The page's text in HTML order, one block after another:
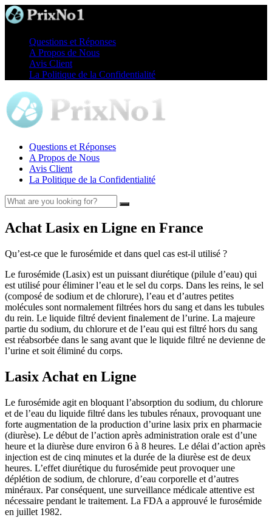
Questions et Réponses
A Propos de Nous
Avis Client
La Politique de la Confidentialité
Questions et Réponses
A Propos de Nous
Avis Client
La Politique de la Confidentialité
Achat Lasix en Ligne en France
Qu’est-ce que le furosémide et dans quel cas est-il utilisé ?
Le furosémide (Lasix) est un puissant diurétique (pilule d’eau) qui
est utilisé pour éliminer l’eau et le sel du corps. Dans les reins, le sel
(composé de sodium et de chlorure), l’eau et d’autres petites
molécules sont normalement filtrées hors du sang et dans les tubules
du rein. Le liquide filtré devient finalement de l’urine. La majeure
partie du sodium, du chlorure et de l’eau qui est filtré hors du sang
est réabsorbée dans le sang avant que le liquide filtré ne devienne de
l’urine et soit éliminé du corps.
Lasix Achat en Ligne
Le furosémide agit en bloquant l’absorption du sodium, du chlorure
et de l’eau du liquide filtré dans les tubules rénaux, provoquant une
forte augmentation de la production d’urine lasix prix en pharmacie
(diurèse). Le début de l’action après administration orale est d’une
heure et la diurèse dure environ 6 à 8 heures. Le délai d’action après
injection est de cinq minutes et la durée de la diurèse est de deux
heures. L’effet diurétique du furosémide peut provoquer une
déplétion de sodium, de chlorure, d’eau corporelle et d’autres
minéraux. Par conséquent, une surveillance médicale attentive est
nécessaire pendant le traitement. La FDA a approuvé le furosémide
en juillet 1982.